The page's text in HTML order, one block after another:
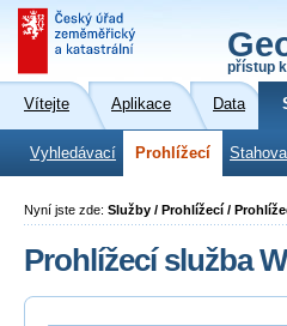
přístup
Vítejte Aplikace Data
Vyhledávací Prohlížecí
Nyní jste zde: Služby / Prohlížecí /
Prohlížecí služba